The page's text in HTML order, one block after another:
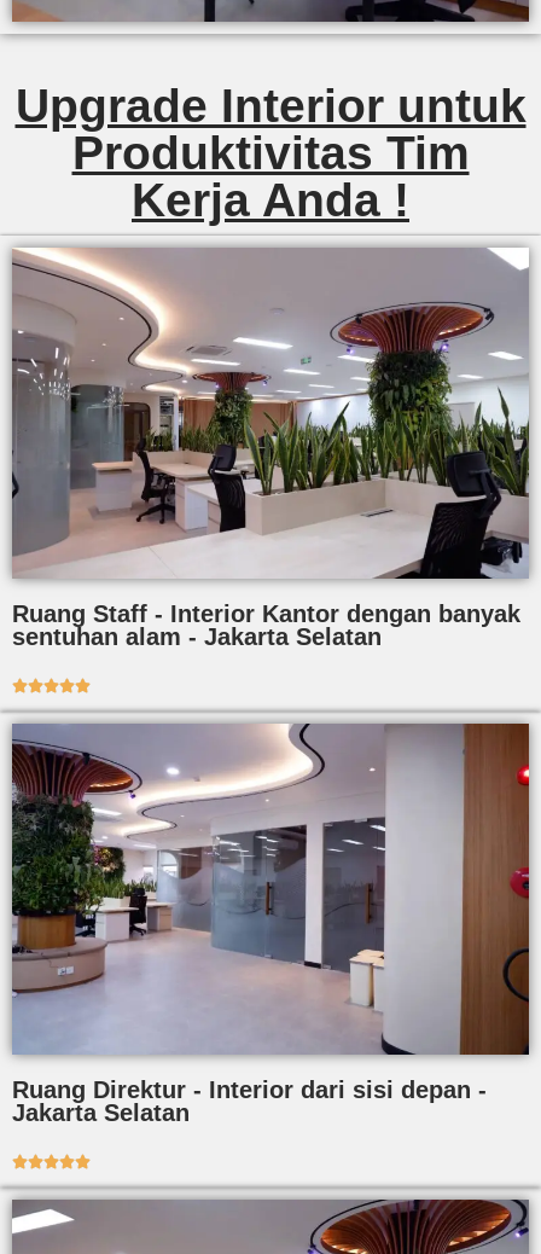
Upgrade Interior untuk
Produktivitas Tim
Kerja Anda !
Ruang Staff - Interior Kantor dengan banyak
sentuhan alam - Jakarta Selatan

Ruang Direktur - Interior dari sisi depan -
Jakarta Selatan
